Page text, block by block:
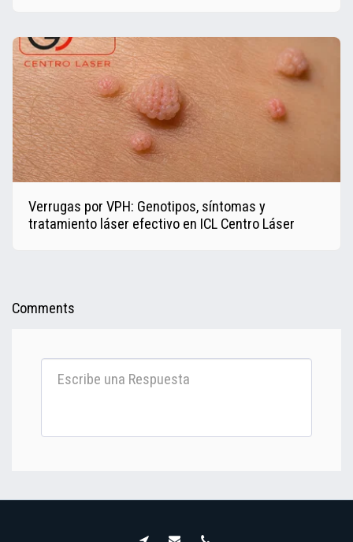
Verrugas por VPH: Genotipos, síntomas y
tratamiento láser efectivo en ICL Centro Láser
Comments